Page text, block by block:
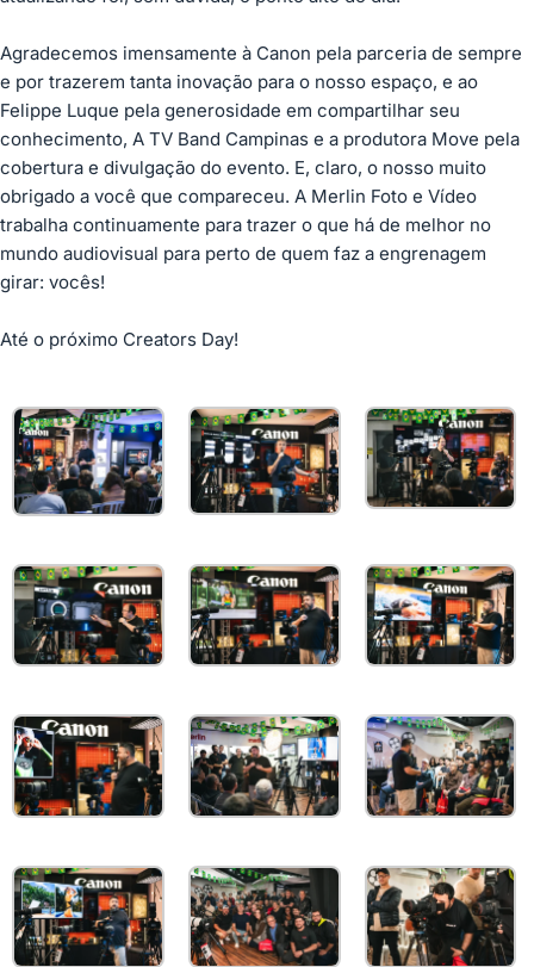
Agradecemos imensamente à Canon pela parceria de sempre
e por trazerem tanta inovação para o nosso espaço, e ao
Felippe Luque pela generosidade em compartilhar seu
conhecimento, A TV Band Campinas e a produtora Move pela
cobertura e divulgação do evento. E, claro, o nosso muito
obrigado a você que compareceu. A Merlin Foto e Vídeo
trabalha continuamente para trazer o que há de melhor no
mundo audiovisual para perto de quem faz a engrenagem
girar: vocês!
Até o próximo Creators Day!